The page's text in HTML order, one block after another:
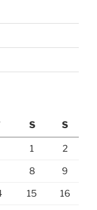
S S
1 2
8 9
15 16